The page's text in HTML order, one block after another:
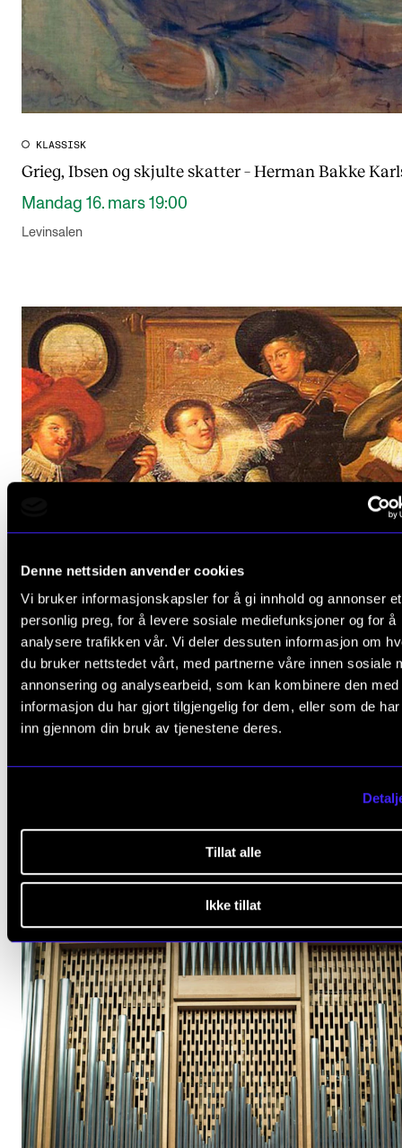
Denne nettsiden anvender cookies
Vi bruker informasjonskapsler for å gi innhold og annonser et
personlig preg, for å levere sosiale mediefunksjoner og for å
analysere trafikken vår. Vi deler dessuten informasjon om
du bruker nettstedet vårt, med partnerne våre innen sosiale
annonsering og analysearbeid, som kan kombinere den med
informasjon du har gjort tilgjengelig for dem, eller som de
inn gjennom din bruk av tjenestene deres.
Tillat alle
Ikke tillat
KLASSISK
Grieg, Ibsen og skjulte skatter – Herman Bakke
Mandag 16. mars 19:00
Levinsalen